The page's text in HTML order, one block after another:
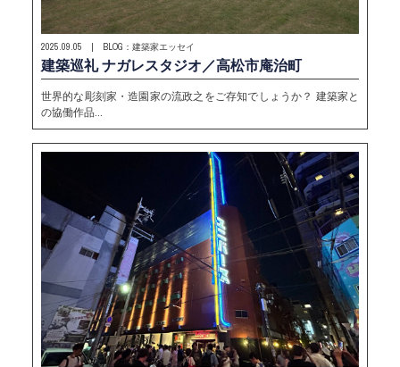
2025.09.05 | BLOG：建築家エッセイ
建築巡礼 ナガレスタジオ／高松市庵治町
世界的な彫刻家・造園家の流政之をご存知でしょうか？ 建築家と
の協働作品…